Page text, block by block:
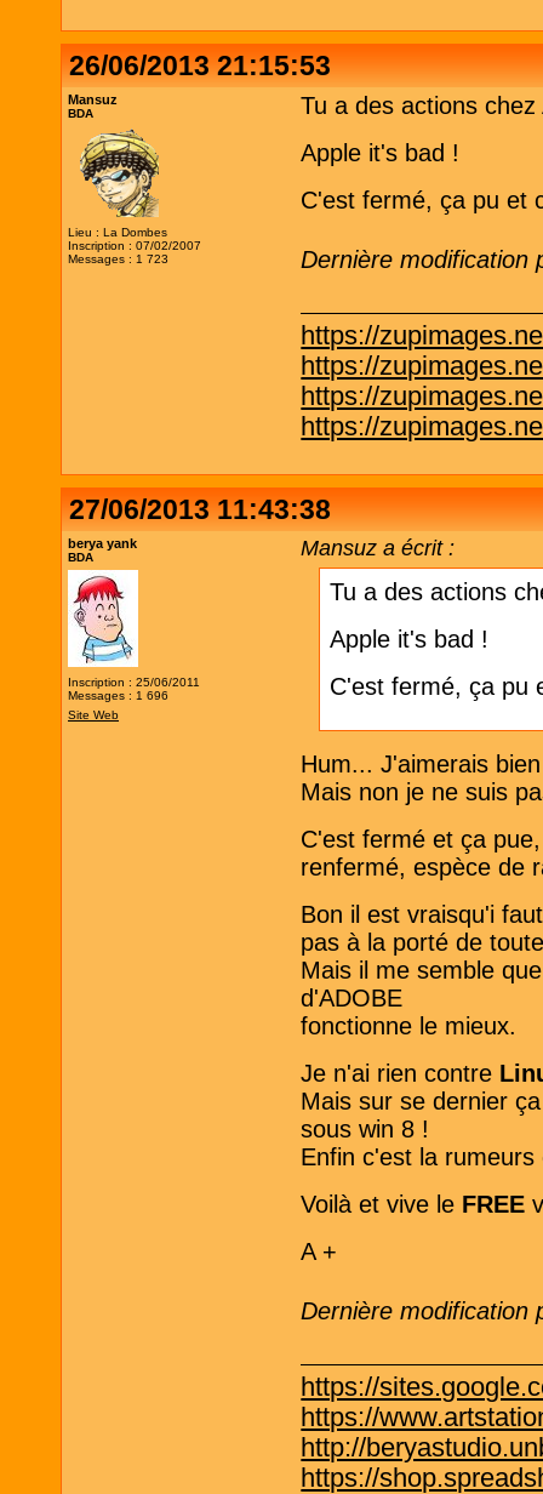
26/06/2013 21:15:53
Mansuz
BDA
Lieu : La Dombes
Inscription : 07/02/2007
Messages : 1 723
Tu a des actions chez
Apple it's bad !
C'est fermé, ça pu et
Dernière modification
https://
https://
https://
https://
27/06/2013 11:43:38
berya yank
BDA
Inscription : 25/06/2011
Messages : 1 696
Site Web
Mansuz a écrit :
Tu a des actions
Apple it's bad !
C'est fermé, ça pu
Hum... J'aimerais
Mais non je ne suis
C'est fermé et ça
renfermé, espèce de
Bon il est vraisqu'i
pas à la porté de
Mais il me semble
d'ADOBE
fonctionne le mieux.
Je n'ai rien contre
Mais sur se dernier
sous win 8 !
Enfin c'est la
Voilà et vive le FREE
A +
Dernière modification
https://
https://
http://
https://